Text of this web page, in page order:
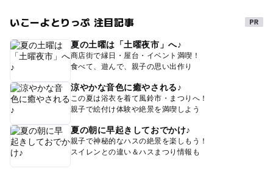
いこーよとりっぷ 注目記事
夏の土曜は「土曜夜市」へ♪
商店街で縁日・屋台・イベント満喫！
食べて、遊んで、親子の思い出作り
涼やかな音色に癒やされる♪
この夏は浴衣を着て風鈴市・まつりへ！
親子で絵付け体験や絶景を満喫しよう
夏の朝に早起きしておでかけ♪
親子で神秘的なハスの絶景を楽しもう！
スイレンとの違い＆ハスまつり情報も